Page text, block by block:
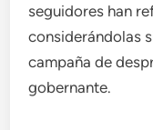
seguidores han
considerándolas
campaña de
gobernante.